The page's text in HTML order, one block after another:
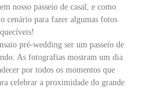
nosso passeio de casal, e como
cenário para fazer algumas fotos
pré-wedding ser um passeio de
As fotografias mostram um dia
por todos os momentos que
celebrar a proximidade do grande